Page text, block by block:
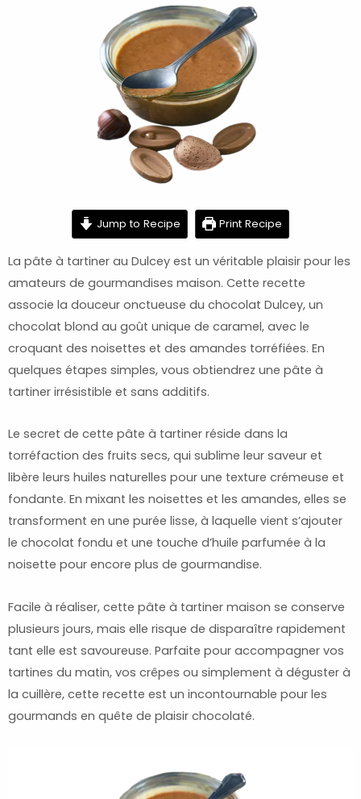
Jump to Recipe Print Recipe
La pâte à tartiner au Dulcey est un véritable plaisir pour les
amateurs de gourmandises maison. Cette recette
associe la douceur onctueuse du chocolat Dulcey, un
chocolat blond au goût unique de caramel, avec le
croquant des noisettes et des amandes torréfiées. En
quelques étapes simples, vous obtiendrez une pâte à
tartiner irrésistible et sans additifs.
Le secret de cette pâte à tartiner réside dans la
torréfaction des fruits secs, qui sublime leur saveur et
libère leurs huiles naturelles pour une texture crémeuse et
fondante. En mixant les noisettes et les amandes, elles se
transforment en une purée lisse, à laquelle vient s’ajouter
le chocolat fondu et une touche d’huile parfumée à la
noisette pour encore plus de gourmandise.
Facile à réaliser, cette pâte à tartiner maison se conserve
plusieurs jours, mais elle risque de disparaître rapidement
tant elle est savoureuse. Parfaite pour accompagner vos
tartines du matin, vos crêpes ou simplement à déguster à
la cuillère, cette recette est un incontournable pour les
gourmands en quête de plaisir chocolaté.
minutes minutes minutes